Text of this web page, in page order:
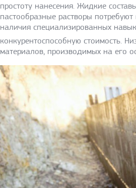
простоту нанесения. Жидкие
пастообразные растворы
наличия специализированных
конкурентоспособную стоимость.
материалов, производимых на его